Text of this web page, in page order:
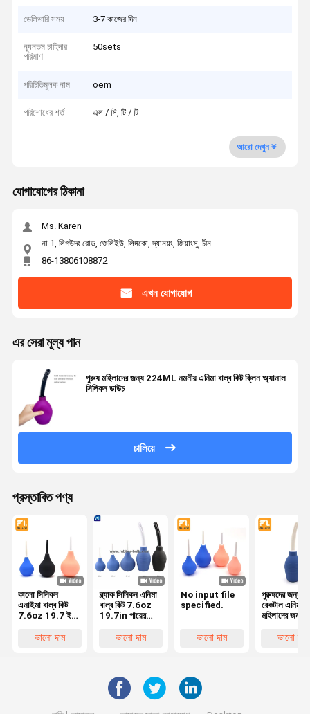
ডেলিভারি সময় 3-7 কাজের দিন
ন্যূনতম চাহিদার
পরিমাণ
50sets
পরিচিতিমুলক নাম oem
পরিশোধের শর্ত এল / সি, টি / টি
আরো দেখুন
যোগাযোগের ঠিকানা
Ms. Karen
না 1, লিগউদং রোড, জেলিইউ, লিঙ্গকো, দ্যানয়ং, জিয়াংসু, চীন
86-13806108872
এখন যোগাযোগ
এর সেরা মূল্য পান
পুরুষ মহিলাদের জন্য 224ML নমনীয় এনিমা বাল্ব কিট ক্লিন অ্যানাল
সিলিকন ডাউচ
চালিয়ে
প্রস্তাবিত পণ্য
কালো সিলিকন
এনাইমা বাল্ব কিট
7.6oz 19.7 ইঞ্চি
মোজাবিশেষ
ভালো দাম
ব্ল্যাক সিলিকন এনিমা
বাল্ব কিট 7.6oz
19.7in পায়ের
4 প্রতিস্থাপন
পরিষ্কার পায়ুপথ
ভালো দাম
No input file
specified.
ভালো দাম
পুরুষদের জন্য
রেকটাল এনিমা
মহিলাদের জন্য
এবং মসৃণভালো দাম